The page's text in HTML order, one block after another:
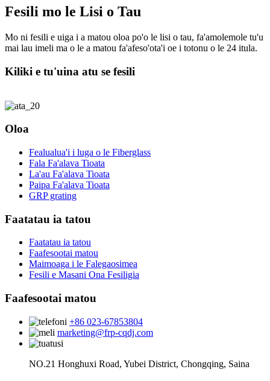
Fesili mo le Lisi o Tau
Mo ni fesili e uiga i a matou oloa po'o le lisi o tau, fa'amolemole tu'u
mai lau imeli ma o le a matou fa'afeso'ota'i oe i totonu o le 24 itula.
Kiliki e tu'uina atu se fesili
Oloa
Fealualua'i i luga o le Fiberglass
Fala Fa'alava Tioata
La'au Fa'alava Tioata
Paipa Fa'alava Tioata
GRP grating
Faatatau ia tatou
Faatatau ia tatou
Faafesootai matou
Maimoaga i le Falegaosimea
Fesili e Masani Ona Fesiligia
Faafesootai matou
+86 023-67853804
marketing@frp-cqdj.com
NO.21 Honghuxi Road, Yubei District, Chongqing, Saina